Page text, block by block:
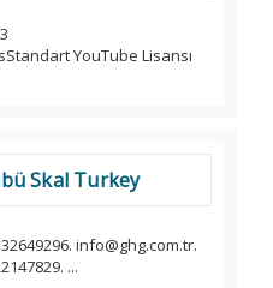
YouTube Lisansı
Skal Turkey
info@ghg.com.tr.
...